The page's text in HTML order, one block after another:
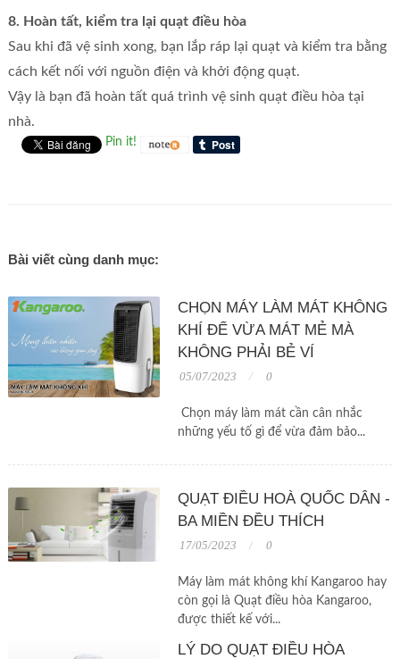
8. Hoàn tất, kiểm tra lại quạt điều hòa
Sau khi đã vệ sinh xong, bạn lắp ráp lại quạt và kiểm tra bằng
cách kết nối với nguồn điện và khởi động quạt.
Vậy là bạn đã hoàn tất quá trình vệ sinh quạt điều hòa tại
nhà.
Pin it!
Bài viết cùng danh mục:
CHỌN MÁY LÀM MÁT KHÔNG
KHÍ ĐỂ VỪA MÁT MẺ MÀ
KHÔNG PHẢI BẺ VÍ
05/07/2023 0
Chọn máy làm mát cần cân nhắc
những yếu tố gì để vừa đảm bảo...
QUẠT ĐIỀU HOÀ QUỐC DÂN -
BA MIỀN ĐỀU THÍCH
17/05/2023 0
Máy làm mát không khí Kangaroo hay
còn gọi là Quạt điều hòa Kangaroo,
được thiết kế với...
LÝ DO QUẠT ĐIỀU HÒA